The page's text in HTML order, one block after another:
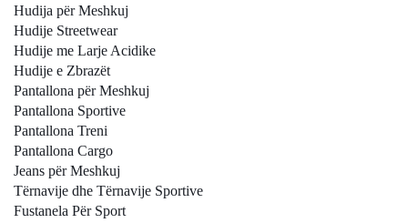
Hudija për Meshkuj
Hudije Streetwear
Hudije me Larje Acidike
Hudije e Zbrazët
Pantallona për Meshkuj
Pantallona Sportive
Pantallona Treni
Pantallona Cargo
Jeans për Meshkuj
Tërnavije dhe Tërnavije Sportive
Fustanela Për Sport